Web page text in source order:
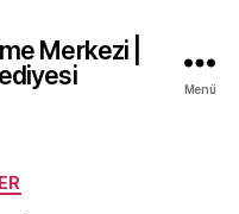
Merkezi |
Menü